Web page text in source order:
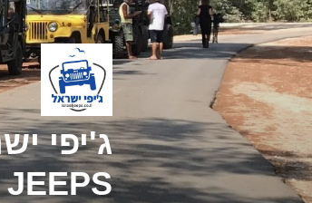
דילוג
לתוכן
JEEPS